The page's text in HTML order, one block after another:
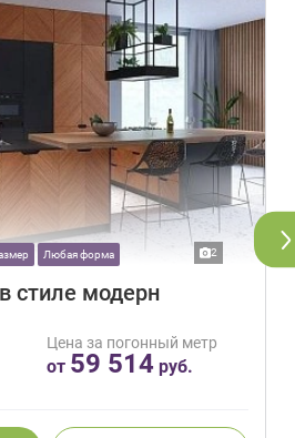
Любая форма 2
стиле модерн
Цена за погонный метр
от 59 514 руб.